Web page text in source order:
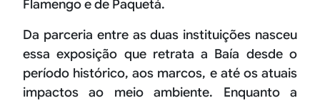
Flamengo e de Paquetá.
Da parceria entre as duas instituições nasceu
essa exposição que retrata a Baía desde o
período histórico, aos marcos, e até os atuais
impactos ao meio ambiente. Enquanto a